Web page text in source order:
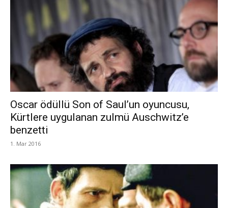
Oscar ödüllü Son of Saul’un oyuncusu,
Kürtlere uygulanan zulmü Auschwitz’e
benzetti
1. Mar 2016